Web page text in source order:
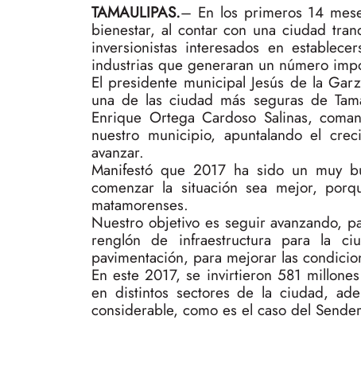
TAMAULIPAS.– En los primeros 14
bienestar, al contar con una ciudad
inversionistas interesados en
industrias que generaran un número
El presidente municipal Jesús de la
una de las ciudad más seguras de
Enrique Ortega Cardoso Salinas,
nuestro municipio, apuntalando el
avanzar.
Manifestó que 2017 ha sido un muy
comenzar la situación sea mejor,
matamorenses.
Nuestro objetivo es seguir avanzando,
renglón de infraestructura para la
pavimentación, para mejorar las
En este 2017, se invirtieron 581
en distintos sectores de la ciudad,
considerable, como es el caso del